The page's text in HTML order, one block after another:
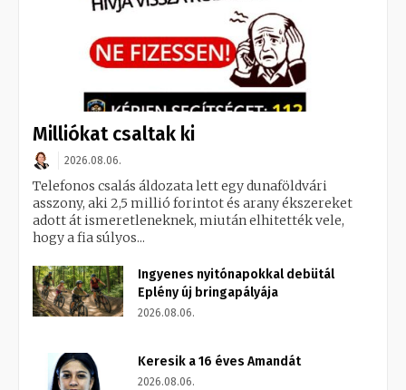
Milliókat csaltak ki
2026.08.06.
Telefonos csalás áldozata lett egy dunaföldvári
asszony, aki 2,5 millió forintot és arany ékszereket
adott át ismeretleneknek, miután elhitették vele,
hogy a fia súlyos...
Ingyenes nyitónapokkal debütál
Eplény új bringapályája
2026.08.06.
Keresik a 16 éves Amandát
2026.08.06.